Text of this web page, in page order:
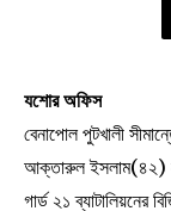
যশোর অফিস
বেনাপোল পুটখালী
আক্তারুল ইসলাম(৪২)
গার্ড ২১ ব্যাটালিয়নের